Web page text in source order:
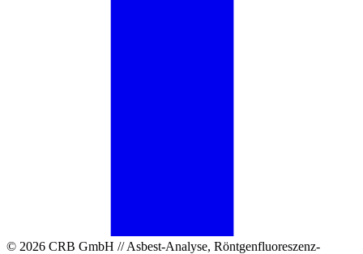
© 2026 CRB GmbH // Asbest-Analyse, Röntgenfluoreszenz-